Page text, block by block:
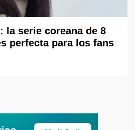
la serie coreana de 8
perfecta para los fans